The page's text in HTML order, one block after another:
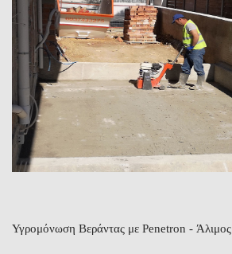
Υγρομόνωση Βεράντας με Penetron - Άλιμος